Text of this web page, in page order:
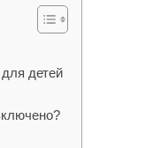
детей